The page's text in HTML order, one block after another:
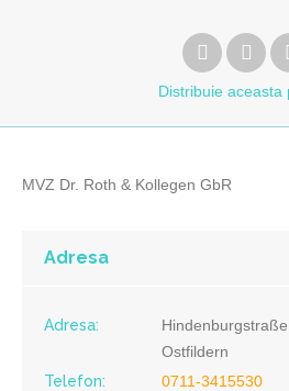
Distribuie aceasta
MVZ Dr. Roth & Kollegen GbR
Adresa
Adresa:
Ostfildern
Telefon:
0711-3415530